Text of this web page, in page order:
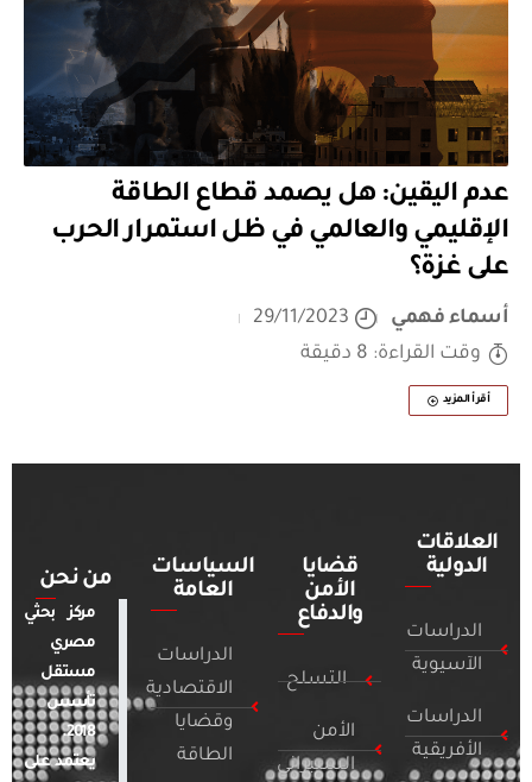
عدم اليقين: هل يصمد قطاع الطاقة
الإقليمي والعالمي في ظل استمرار الحرب
على غزة؟
أسماء فهمي
29/11/2023
وقت القراءة: 8 دقيقة
أقرأ المزيد
العلاقات
الدولية
الدراسات
الآسيوية
الدراسات
الأفريقية
قضايا
الأمن
والدفاع
التسلح
الأمن
السيبراني
السياسات
العامة
الدراسات
الاقتصادية
وقضايا
الطاقة
من نحن
مركز بحثي
مصري
مستقل
تأسس
2018.
يعتمد على